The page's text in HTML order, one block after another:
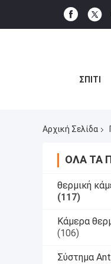
ΣΠΊΤΙ
Αρχική Σελίδα
ΌΛΑ ΤΑ
θερμική
(117)
Κάμερα
(106)
Σύστημα